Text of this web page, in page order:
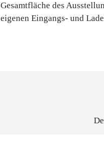
Gesamtfläche des
eigenen Eingangs- und